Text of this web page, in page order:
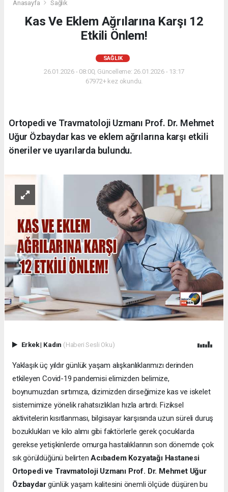
Anasayfa Sağlık
Kas Ve Eklem Ağrılarına Karşı 12
Etkili Önlem!
SAĞLIK
26.01.2026 - 08:00, Güncelleme: 26.01.2026 - 13:17
67972+ kez okundu.
Ortopedi ve Travmatoloji Uzmanı Prof. Dr. Mehmet
Uğur Özbaydar kas ve eklem ağrılarına karşı etkili
öneriler ve uyarılarda bulundu.
Erkek| Kadın (Haberi Sesli Oku)
Yaklaşık üç yıldır günlük yaşam alışkanlıklarımızı derinden
etkileyen Covid-19 pandemisi elimizden belimize,
boynumuzdan sırtımıza, dizimizden dirseğimize kas ve iskelet
sistemimize yönelik rahatsızlıkları hızla artırdı. Fiziksel
aktivitelerin kısıtlanması, bilgisayar karşısında uzun süreli duruş
bozuklukları ve kilo alımı gibi faktörlerle gerek çocuklarda
gerekse yetişkinlerde omurga hastalıklarının son dönemde çok
sık görüldüğünü belirtenAcıbadem Kozyatağı Hastanesi
Ortopedi ve Travmatoloji Uzmanı Prof. Dr. Mehmet Uğur
Özbaydargünlük yaşam kalitesini önemli ölçüde düşüren bu